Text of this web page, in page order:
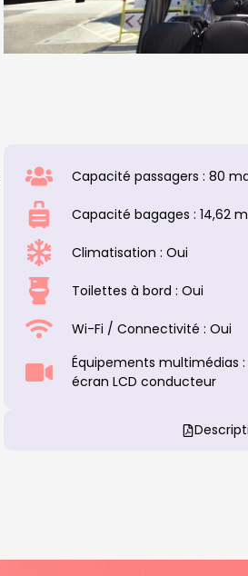
Capacité passagers : 80
Capacité bagages : 14,62
Climatisation : Oui
Toilettes à bord : Oui
Wi-Fi / Connectivité : Oui
Équipements multimédias
écran LCD conducteur